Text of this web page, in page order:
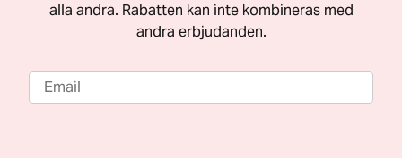
alla andra. Rabatten kan inte kombineras med
andra erbjudanden.